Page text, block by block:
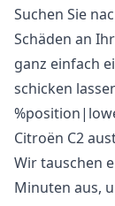
Suchen Sie
Schäden an
ganz einfach
schicken
Citroën C2
Wir tauschen
Minuten aus,